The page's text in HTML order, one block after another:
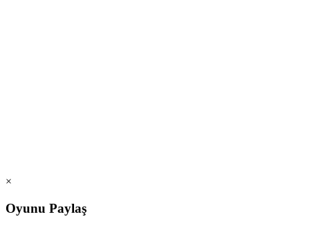
×
Oyunu Paylaş